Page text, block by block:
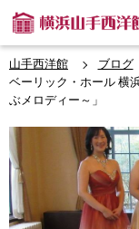
山手西洋館 ブログ
ベーリック・ホール
ぶメロディー～」